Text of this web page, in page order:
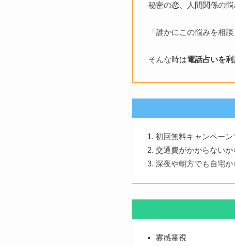
秘密の恋、人間関係の
「誰かにこの悩みを相
そんな時は電話占いを
初回無料キャンペー
交通費がかからないか
深夜や朝方でも自宅か
霊感霊視